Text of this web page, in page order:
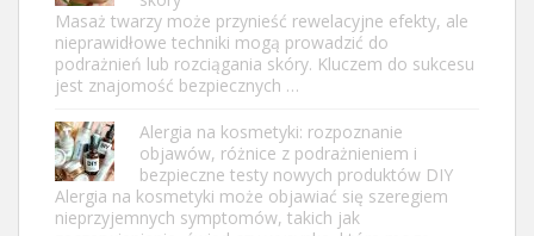
Masaż twarzy może przynieść rewelacyjne efekty, ale
nieprawidłowe techniki mogą prowadzić do
podrażnień lub rozciągania skóry. Kluczem do sukcesu
jest znajomość bezpiecznych …
Alergia na kosmetyki: rozpoznanie
objawów, różnice z podrażnieniem i
bezpieczne testy nowych produktów DIY
Alergia na kosmetyki może objawiać się szeregiem
nieprzyjemnych symptomów, takich jak